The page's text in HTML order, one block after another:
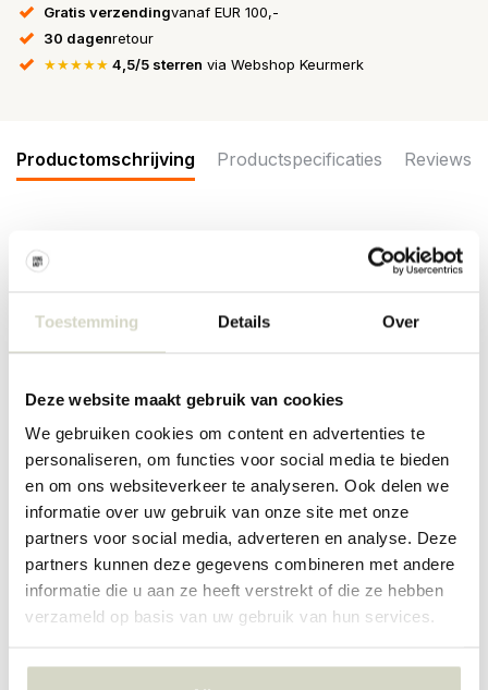
Toestemming Details Over
Deze website maakt gebruik van cookies
We gebruiken cookies om content en advertenties te
personaliseren, om functies voor social media te bieden
en om ons websiteverkeer te analyseren. Ook delen we
informatie over uw gebruik van onze site met onze
partners voor social media, adverteren en analyse. Deze
partners kunnen deze gegevens combineren met andere
informatie die u aan ze heeft verstrekt of die ze hebben
verzameld op basis van uw gebruik van hun services.
Gratis verzendingvanaf EUR 100,-
30 dagenretour
★★★★★ 4,5/5 sterren via Webshop Keurmerk
Productomschrijving Productspecificaties Reviews
De Bloomingville Birdliva vaas is versierd met handgeschilderde
groene vogels. De lichtbeige voet accentueert het geïllustreerde
Ø21,5x33cm
Afmeting: diameter 21,5 x hoogte 33cm
Kleur: groen
Overige: per item kunnen er verschillen zijn
PRODUCTSPECIFICATIES
Artikelnummer 82063466
SKU 82063466
EAN 5711173360932